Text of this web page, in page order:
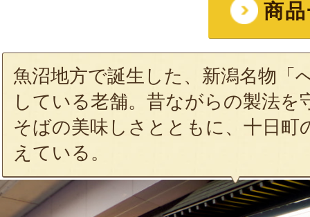
商
魚沼地方で誕生した、新潟名物「
している老舗。昔ながらの製法を
そばの美味しさとともに、十日町
えている。